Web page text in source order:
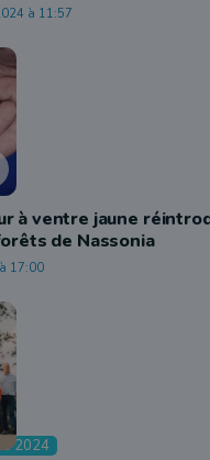
à 11:57
à ventre jaune
de Nassonia
17:00
2024